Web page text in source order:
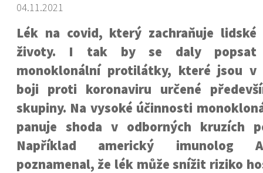
04.11.2021
Lék na covid, který zachraňuje lidské
životy. I tak by se daly popsat
monoklonální protilátky, které jsou v
boji proti koronaviru určené
skupiny. Na vysoké účinnosti
panuje shoda v odborných kruzích
Například americký imunolog
poznamenal, že lék může snížit riziko